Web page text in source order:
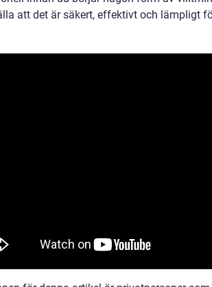
att det är säkert, effektivt och lämpligt